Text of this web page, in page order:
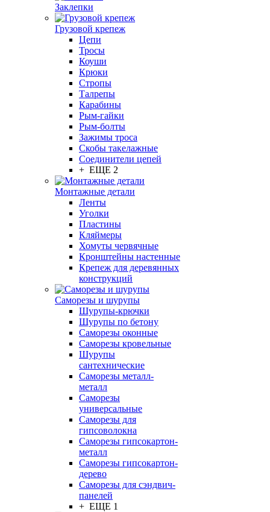
Заклепки
Грузовой крепеж
Цепи
Тросы
Коуши
Крюки
Стропы
Талрепы
Карабины
Рым-гайки
Рым-болты
Зажимы троса
Скобы такелажные
Соединители цепей
+ ЕЩЕ 2
Монтажные детали
Ленты
Уголки
Пластины
Кляймеры
Хомуты червячные
Кронштейны настенные
Крепеж для деревянных
конструкций
Саморезы и шурупы
Шурупы-крючки
Шурупы по бетону
Саморезы оконные
Саморезы кровельные
Шурупы
сантехнические
Саморезы металл-
металл
Саморезы
универсальные
Саморезы для
гипсоволокна
Саморезы гипсокартон-
металл
Саморезы гипсокартон-
дерево
Саморезы для сэндвич-
панелей
+ ЕЩЕ 1